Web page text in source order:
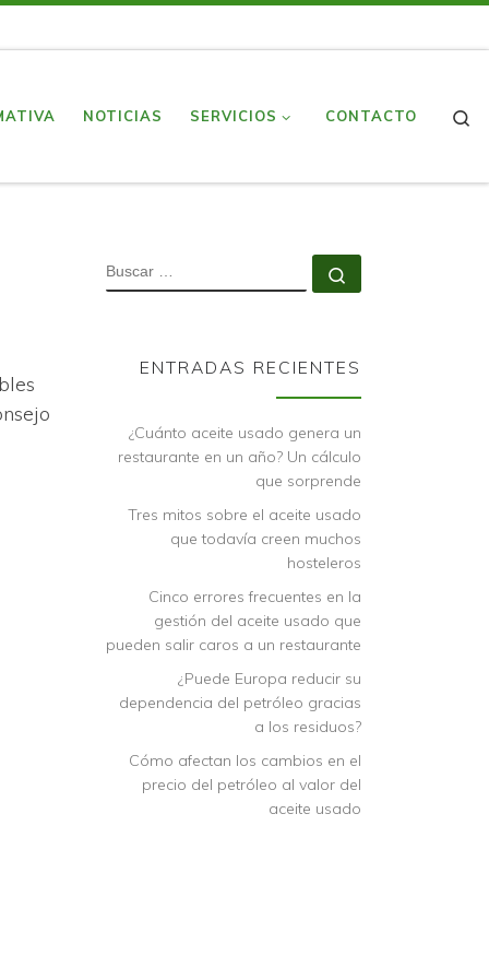
NOTICIAS SERVICIOS CONTACTO
BUSCAR
ENTRADAS RECIENTES
¿Cuánto aceite usado genera un
restaurante en un año? Un cálculo
que sorprende
Tres mitos sobre el aceite usado
que todavía creen muchos
hosteleros
Cinco errores frecuentes en la
gestión del aceite usado que
pueden salir caros a un restaurante
¿Puede Europa reducir su
dependencia del petróleo gracias
a los residuos?
Cómo afectan los cambios en el
precio del petróleo al valor del
aceite usado